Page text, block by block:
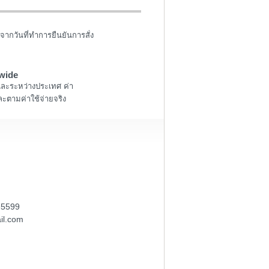
ากวันที่ทำการยืนยันการสั่ง
ะระหว่างประเทศ ค่า
ตามค่าใช้จ่ายจริง